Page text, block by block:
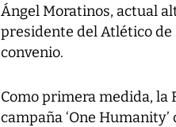
Ángel Moratinos, actual
presidente del Atlético
convenio.
Como primera medida, la
campaña ‘One